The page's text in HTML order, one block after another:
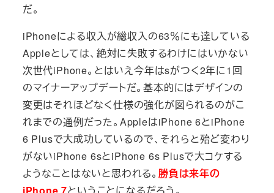
だ。
iPhoneによる収入が総収入の63％にも達している
Appleとしては、絶対に失敗するわけにはいかない
次世代iPhone。とはいえ今年はsがつく2年に1回
のマイナーアップデートだ。基本的にはデザインの
変更はそれほどなく仕様の強化が図られるのがこ
れまでの通例だった。AppleはiPhone 6とiPhone
6 Plusで大成功しているので、それらと殆ど変わり
がないiPhone 6sとiPhone 6s Plusで大コケする
ようなことはないと思われる。 勝負は来年の